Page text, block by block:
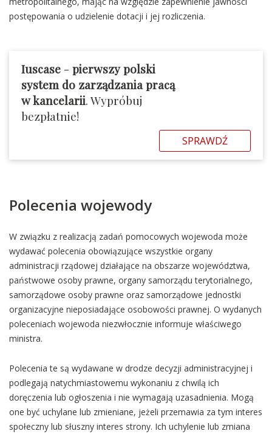
postępowania o udzielenie dotacji i jej rozliczenia.
Iuscase - pierwszy polski
system do zarządzania pracą
w kancelarii. Wypróbuj
bezpłatnie!
SPRAWDŹ
Polecenia wojewody
W związku z realizacją zadań pomocowych wojewoda może
wydawać polecenia obowiązujące wszystkie organy
administracji rządowej działające na obszarze województwa,
państwowe osoby prawne, organy samorządu terytorialnego,
samorządowe osoby prawne oraz samorządowe jednostki
organizacyjne nieposiadające osobowości prawnej. O wydanych
poleceniach wojewoda niezwłocznie informuje właściwego
ministra.
Polecenia te są wydawane w drodze decyzji administracyjnej i
podlegają natychmiastowemu wykonaniu z chwilą ich
doręczenia lub ogłoszenia i nie wymagają uzasadnienia. Mogą
one być uchylane lub zmieniane, jeżeli przemawia za tym interes
społeczny lub słuszny interes strony. Ich uchylenie lub zmiana